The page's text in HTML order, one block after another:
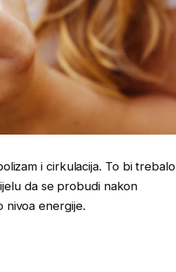
i cirkulacija. To bi trebalo
da se probudi nakon
nivoa energije.